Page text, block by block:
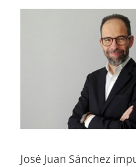
José Juan Sánchez